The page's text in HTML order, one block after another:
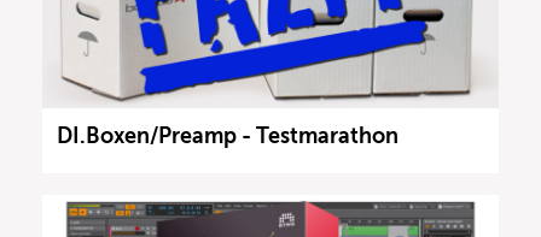
DI.Boxen/Preamp - Testmarathon